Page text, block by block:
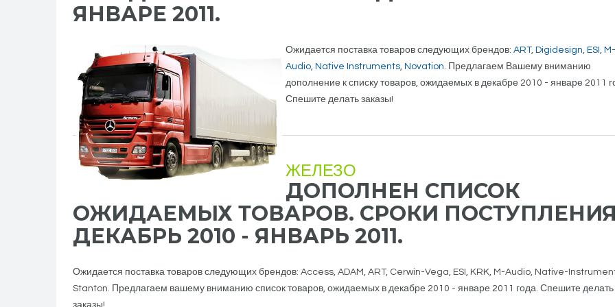
ЯНВАРЕ 2011.
Ожидается поставка товаров следующих брендов: ART, Digidesign, ESI , M-
Audio, Native Instruments, Novation. Предлагаем Вашему вниманию
дополнение к списку товаров, ожидаемых в декабре 2010 - январе 2011
Спешите делать заказы!
ЖЕЛЕЗО
ДОПОЛНЕН СПИСОК
ОЖИДАЕМЫХ ТОВАРОВ. СРОКИ
ДЕКАБРЬ 2010 - ЯНВАРЬ 2011.
Ожидается поставка товаров следующих брендов: Access, ADAM, ART, Cerwin-Vega, ESI, KRK, M-Audio, Native-
Stanton. Предлагаем вашему вниманию список товаров, ожидаемых в декабре 2010 - январе 2011 года. Спешите делать
заказы!